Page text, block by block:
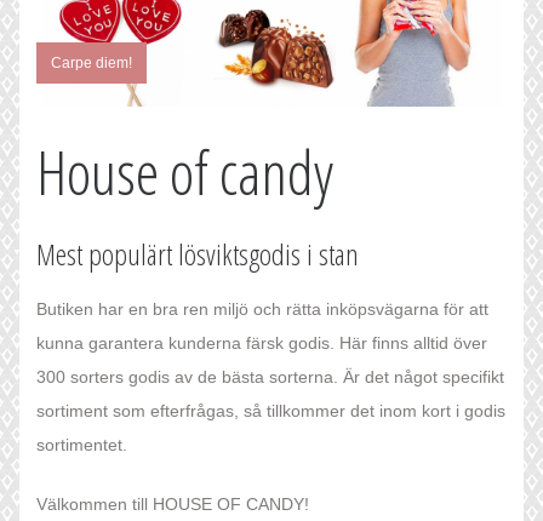
Carpe diem!
House of candy
Mest populärt lösviktsgodis i stan
Butiken har en bra ren miljö och rätta inköpsvägarna för att
kunna garantera kunderna färsk godis. Här finns alltid över
300 sorters godis av de bästa sorterna. Är det något specifikt
sortiment som efterfrågas, så tillkommer det inom kort i godis
sortimentet.
Välkommen till HOUSE OF CANDY!